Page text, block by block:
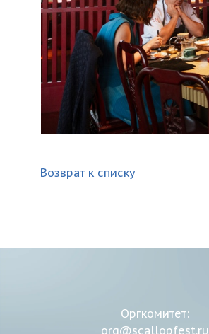
Возврат к списку
Оргкомитет:
org@scallopfest.ru